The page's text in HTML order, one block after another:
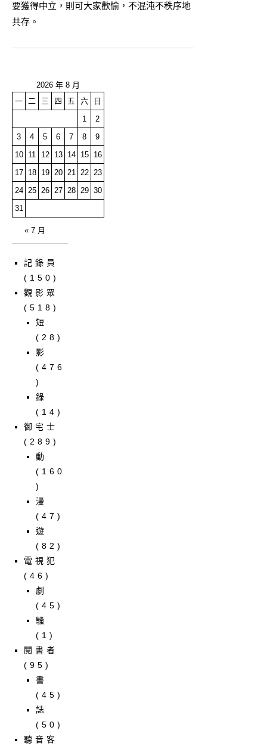
要獲得中立，則可大家歡愉，不混沌不秩序地
共存。
2026 年 8 月
一 二 三 四 五 六
日
1
2
3
4 5 6 7 8
9
10
11 12 13 14 15
16
17
18 19 20 21 22 23
24 25 26 27 28 29 30
31
« 7 月
記錄員
(150)
觀影眾
(518)
短
(28)
影
(476
)
錄
(14)
御宅士
(289)
動
(160
)
漫
(47)
遊
(82)
電視犯
(46)
劇
(45)
騷
(1)
閱書者
(95)
書
(45)
誌
(50)
聽音客